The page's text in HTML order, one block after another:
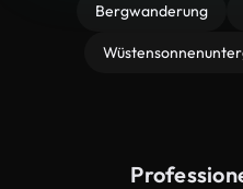
Bergwanderung